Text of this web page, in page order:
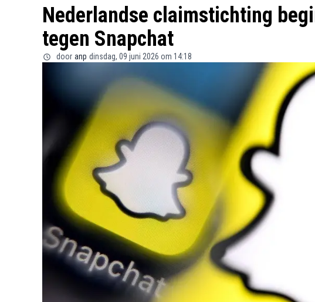
Nederlandse claimstichting
tegen Snapchat
door anp dinsdag, 09 juni 2026 om 14:18